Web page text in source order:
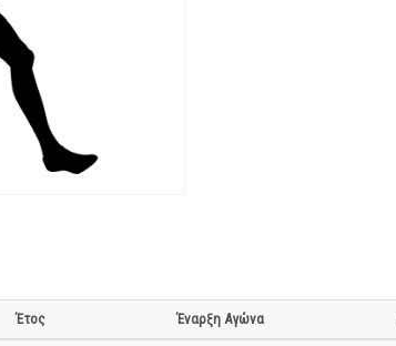
Έτος Έναρξη Αγώνα